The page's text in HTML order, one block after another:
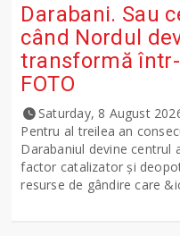
Darabani. Sau
când Nordul
transformă
FOTO
Saturday, 8 August
Pentru al treilea an
Darabaniul devine centrul
factor catalizator și
resurse de gândire care